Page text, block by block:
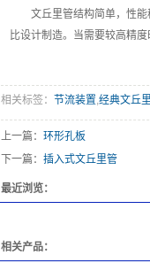
文丘里管结构简单，性
比设计制造。当需要较高精
相关标签： 节流装置,经典文丘
上一篇： 环形孔板
下一篇： 插入式文丘里管
最近浏览：
相关产品：